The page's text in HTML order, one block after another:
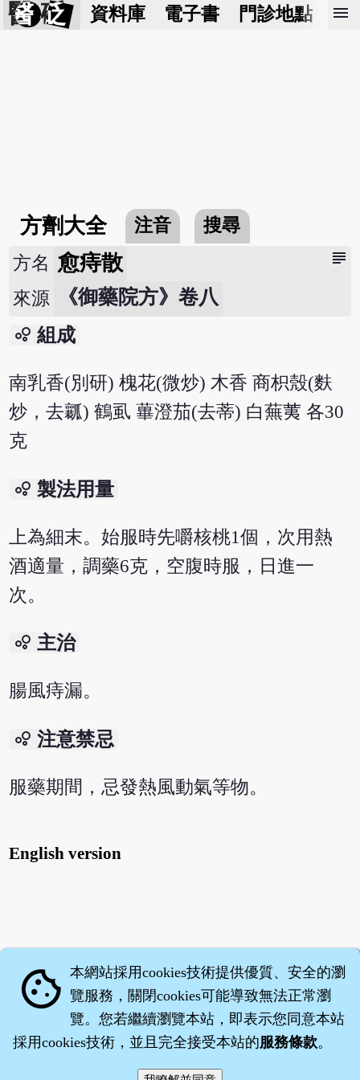
醫 砭 資料庫 電子書 門診地點 預
menu
方劑大全 注音 搜尋
subject
方名 愈痔散
來源 《御藥院方》卷八
bubble_chart 組成
南乳香(別研) 槐花(微炒) 木香 商枳殼(麩
炒，去瓤) 鶴虱 蓽澄茄(去蒂) 白蕪荑 各30
克
bubble_chart 製法用量
上為細末。始服時先嚼核桃1個，次用熱
酒適量，調藥6克，空腹時服，日進一
次。
bubble_chart 主治
腸風痔漏。
bubble_chart 注意禁忌
服藥期間，忌發熱風動氣等物。
English version
cookie 本網站採用cookies技術提供優質、安全的瀏
覽服務，關閉cookies可能導致無法正常瀏
覽。您若繼續瀏覽本站，即表示您同意本站
採用cookies技術，並且完全接受本站的服務條款。